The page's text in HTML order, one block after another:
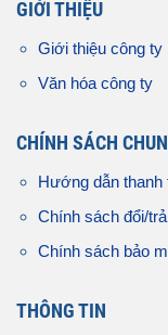
GIỚI THIỆU
Giới thiệu công ty
Văn hóa công ty
CHÍNH SÁCH
Hướng dẫn thanh
Chính sách đổi/
Chính sách bảo
THÔNG TIN